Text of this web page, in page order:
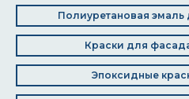
Полиуретановая эмаль
Краски для
Эпоксидные